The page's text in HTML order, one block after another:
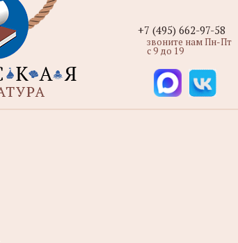
+7 (495) 662-97-58
звоните нам Пн-Пт
с 9 до 19